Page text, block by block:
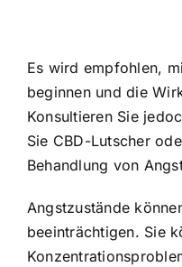
Es wird empfohlen,
beginnen und die
Konsultieren Sie
Sie CBD-Lutscher
Behandlung von
Angstzustände
beeinträchtigen. Sie